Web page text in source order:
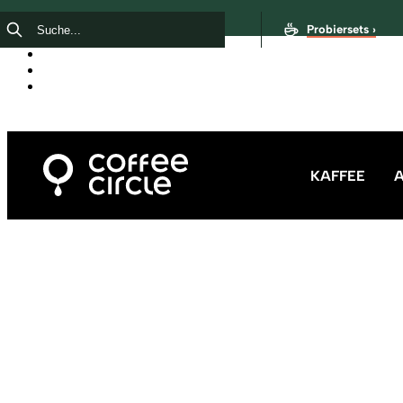
Probiersets ›
KAFFEE